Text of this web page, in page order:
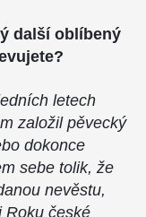
další oblíbený
letech
založil pěvecký
dokonce
sebe tolik, že
nevěstu,
Roku české